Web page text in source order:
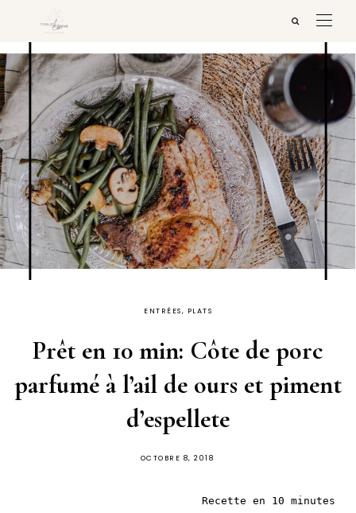
ENTRÉES, PLATS
Prêt en 10 min: Côte de porc
parfumé à l’ail de ours et piment
d’espellete
PUBLIÉ
OCTOBRE 8, 2018
Recette en 10 minutes